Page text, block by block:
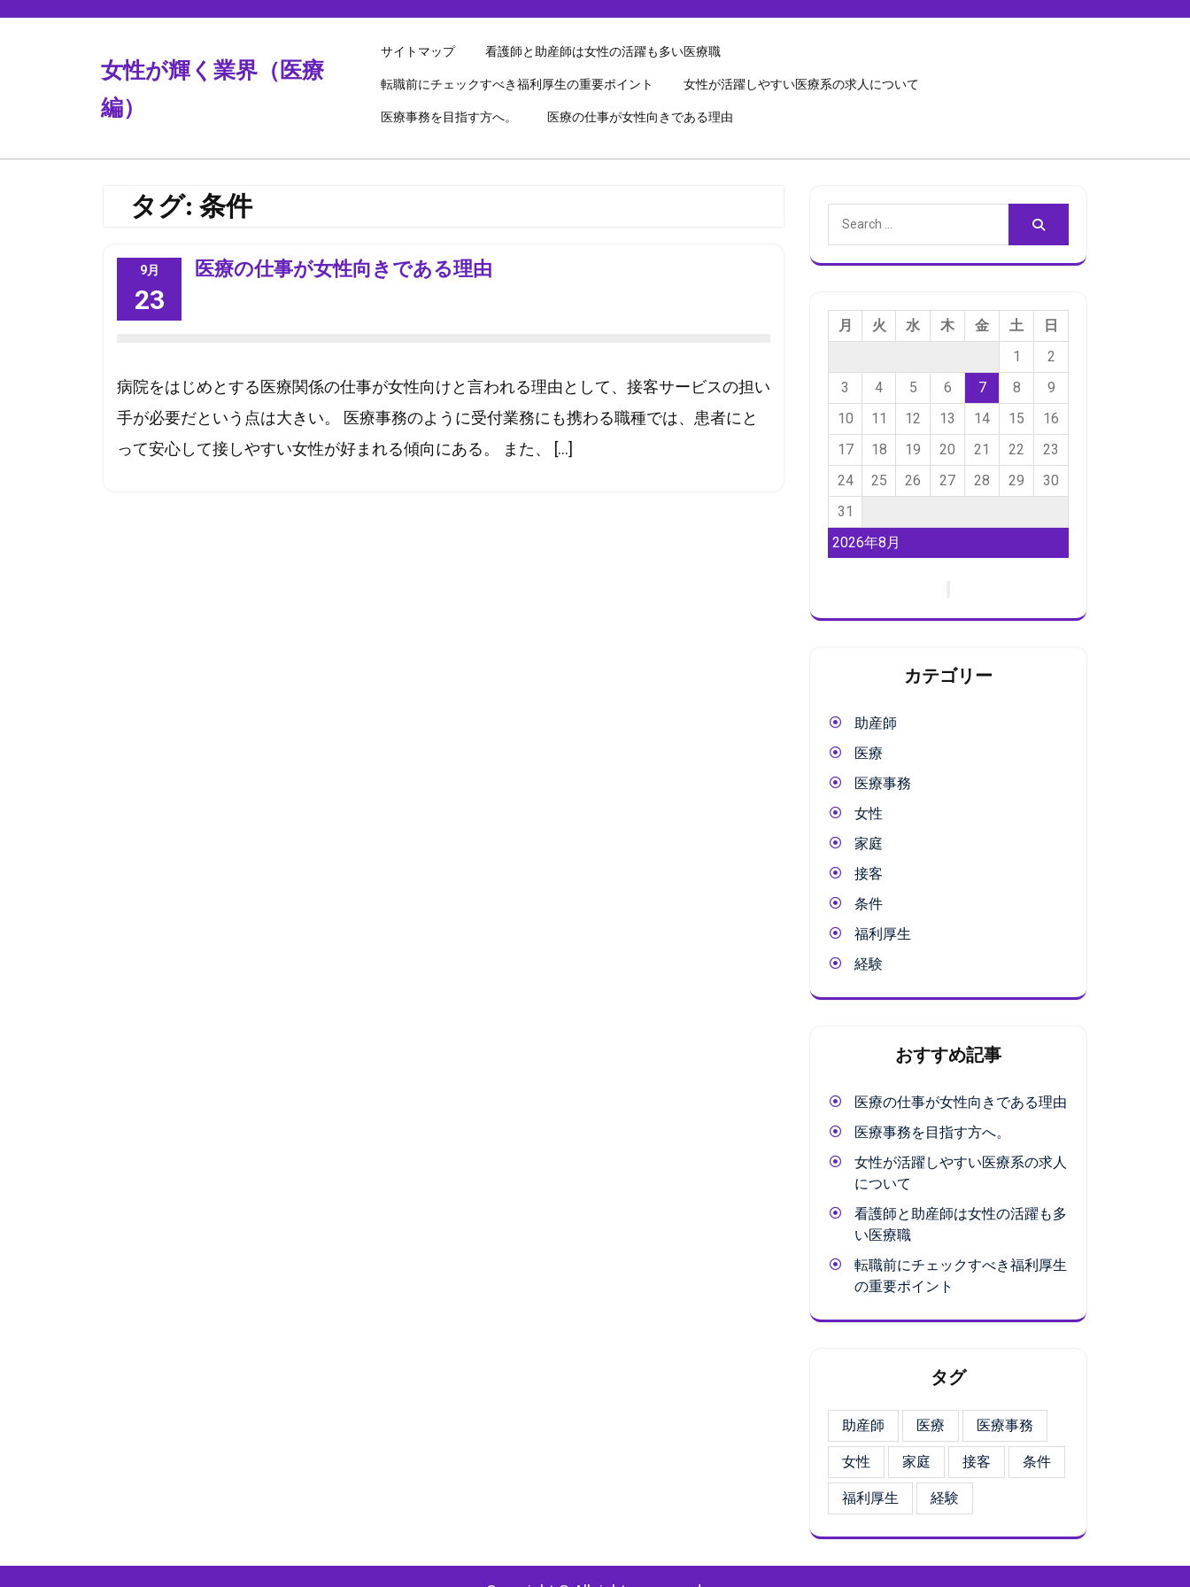
女性が輝く業界（医療
編）
サイトマップ 看護師と助産師は女性の活躍も多い医療職
転職前にチェックすべき福利厚生の重要ポイント 女性が活躍しやすい医療系の求人について
医療事務を目指す方へ。 医療の仕事が女性向きである理由
タグ: 条件
9月
23
医療の仕事が女性向きである理由
病院をはじめとする医療関係の仕事が女性向けと言われる理由として、接客サービスの担い
手が必要だという点は大きい。 医療事務のように受付業務にも携わる職種では、患者にと
って安心して接しやすい女性が好まれる傾向にある。 また、 […]
for:
2026年8月
月 火 水 木 金 土
日
1
2
3
4 5 6 7 8
9
10
11 12 13 14 15
16
17
18 19 20 21 22
23
24
25 26 27 28 29
30
31
カテゴリー
助産師
医療
医療事務
女性
家庭
接客
条件
福利厚生
経験
おすすめ記事
医療の仕事が女性向きである理由
医療事務を目指す方へ。
女性が活躍しやすい医療系の求人
について
看護師と助産師は女性の活躍も多
い医療職
転職前にチェックすべき福利厚生
の重要ポイント
タグ
助産師 医療 医療事務
女性 家庭 接客 条件
福利厚生 経験